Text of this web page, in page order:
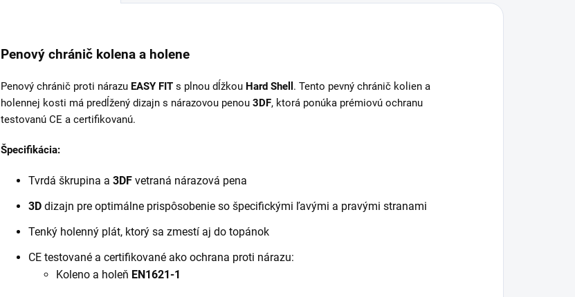
Penový chránič kolena a holene
Penový chránič proti nárazu EASY FIT s plnou dĺžkou Hard Shell . Tento pevný chránič kolien a
holennej kosti má predĺžený dizajn s nárazovou penou 3DF, ktorá ponúka prémiovú ochranu
testovanú CE a certifikovanú.
Špecifikácia:
Tvrdá škrupina a 3DF vetraná nárazová pena
3D dizajn pre optimálne prispôsobenie so špecifickými ľavými a pravými stranami
Tenký holenný plát, ktorý sa zmestí aj do topánok
CE testované a certifikované ako ochrana proti nárazu:
Koleno a holeň EN1621-1